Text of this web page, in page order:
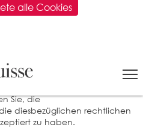
BARNES Suisse, Vertreter des
unserer Website
Sie, die
diesbezüglichen rechtlichen
zu haben.
alle Cookies